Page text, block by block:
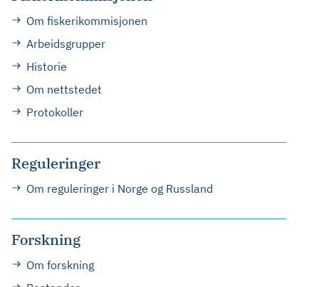
Om fiskerikommisjonen
Arbeidsgrupper
Historie
Om nettstedet
Protokoller
Reguleringer
Om reguleringer i Norge og Russland
Forskning
Om forskning